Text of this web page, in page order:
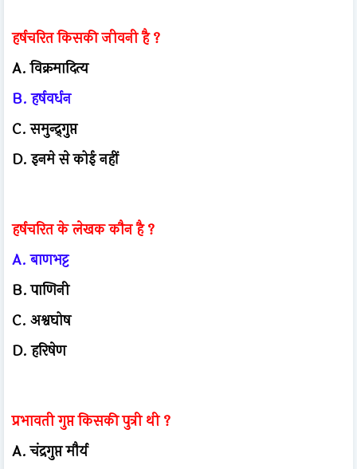
हर्षचरित किसकी जीवनी है ?
A. विक्रमादित्य
B. हर्षवर्धन
C. समुन्द्र्गुप्त
D. इनमे से कोई नहीं
हर्षचरित के लेखक कौन है ?
A. बाणभट्ट
B. पाणिनी
C. अश्वघोष
D. हरिषेण
प्रभावती गुप्त किसकी पुत्री थी ?
A. चंद्रगुप्त मौर्य